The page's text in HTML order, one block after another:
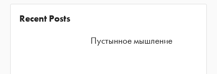
Recent Posts
Пустынное мышление